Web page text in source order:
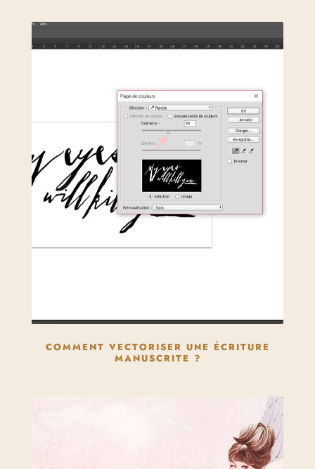
COMMENT VECTORISER UNE ÉCRITURE
MANUSCRITE ?